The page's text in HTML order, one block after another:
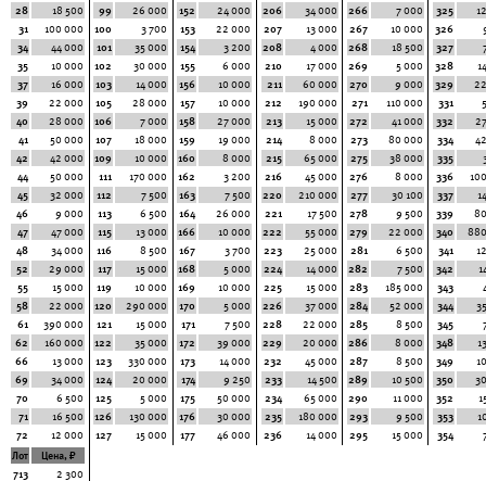
28
18 500
31
100 000
34
44 000
35
10 000
37
16 000
39
22 000
40
28 000
41
50 000
42
42 000
44
50 000
45
32 000
46
9 000
47
47 000
48
34 000
52
29 000
55
15 000
58
22 000
61
390 000
62
160 000
66
13 000
69
34 000
70
6 500
71
16 500
72
12 000
99
26 000
100
3 700
101
35 000
102
30 000
103
14 000
105
28 000
106
7 000
107
18 000
109
10 000
111
170 000
112
7 500
113
6 500
115
13 000
116
8 500
117
15 000
119
10 000
120
290 000
121
15 000
122
35 000
123
330 000
124
20 000
125
5 000
126
130 000
127
15 000
152
24 000
153
22 000
154
3 200
155
6 000
156
10 000
157
10 000
158
27 000
159
19 000
160
8 000
162
3 200
163
7 500
164
26 000
166
10 000
167
3 700
168
5 000
169
10 000
170
5 000
171
7 500
172
39 000
173
14 000
174
9 250
175
50 000
176
30 000
177
46 000
206
34 000
207
13 000
208
4 000
210
17 000
211
60 000
212
190 000
213
15 000
214
8 000
215
65 000
216
45 000
220
210 000
221
17 500
222
55 000
223
25 000
224
14 000
225
15 000
226
37 000
228
22 000
229
20 000
232
45 000
233
14 500
234
65 000
235
180 000
236
14 000
266
7 000
267
10 000
268
18 500
269
5 000
270
9 000
271
110 000
272
41 000
273
80 000
275
38 000
276
8 000
277
30 100
278
9 500
279
22 000
281
6 500
282
7 500
283
185 000
284
52 000
285
8 500
286
8 000
287
8 500
289
10 500
290
11 000
293
9 500
295
15 000
325
326
327
328
329
331
332
334
335
336
337
339
340
341
342
343
344
345
348
349
350
352
353
354
Лот
Цена, ₽
713
2 300